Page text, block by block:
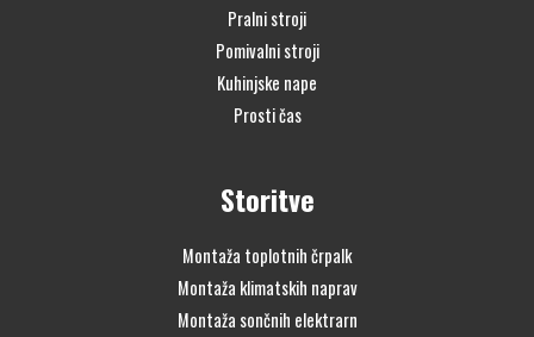
Pralni stroji
Pomivalni stroji
Kuhinjske nape
Prosti čas
Storitve
Montaža toplotnih črpalk
Montaža klimatskih naprav
Montaža sončnih elektrarn